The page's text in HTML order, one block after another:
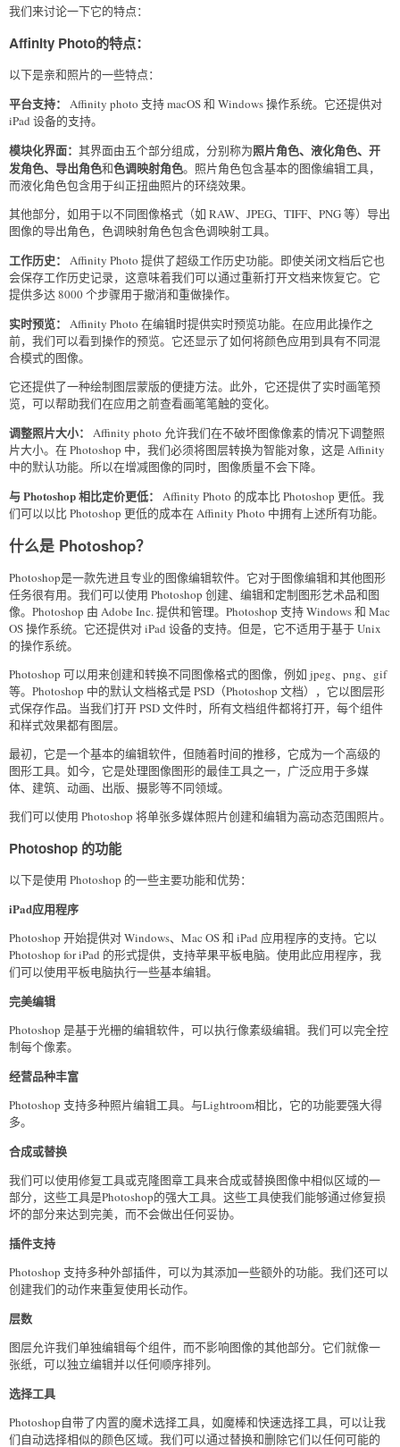
我们来讨论一下它的特点：
Affinity Photo的特点：
以下是亲和照片的一些特点：
平台支持：
Affinity photo 支持 macOS 和 Windows 操作系统。它还提供对
iPad 设备的支持。
模块化界面： 其界面由五个部分组成，分别称为照片角色、液化角色、开
发角色、导出角色和色调映射角色。照片角色包含基本的图像编辑工具，
而液化角色包含用于纠正扭曲照片的环绕效果。
其他部分，如用于以不同图像格式（如 RAW、JPEG、TIFF、PNG 等）导出
图像的导出角色，色调映射角色包含色调映射工具。
工作历史：
Affinity Photo 提供了超级工作历史功能。即使关闭文档后它也
会保存工作历史记录，这意味着我们可以通过重新打开文档来恢复它。它
提供多达 8000 个步骤用于撤消和重做操作。
实时预览：
Affinity Photo 在编辑时提供实时预览功能。在应用此操作之
前，我们可以看到操作的预览。它还显示了如何将颜色应用到具有不同混
合模式的图像。
它还提供了一种绘制图层蒙版的便捷方法。此外，它还提供了实时画笔预
览，可以帮助我们在应用之前查看画笔笔触的变化。
调整照片大小：
Affinity photo 允许我们在不破坏图像像素的情况下调整照
片大小。在 Photoshop 中，我们必须将图层转换为智能对象，这是 Affinity
中的默认功能。所以在增减图像的同时，图像质量不会下降。
与 Photoshop 相比定价更低：
Affinity Photo 的成本比 Photoshop 更低。我
们可以以比 Photoshop 更低的成本在 Affinity Photo 中拥有上述所有功能。
什么是 Photoshop？
Photoshop是一款先进且专业的图像编辑软件。它对于图像编辑和其他图形
任务很有用。我们可以使用 Photoshop 创建、编辑和定制图形艺术品和图
像。Photoshop 由 Adobe Inc. 提供和管理。Photoshop 支持 Windows 和 Mac
OS 操作系统。它还提供对 iPad 设备的支持。但是，它不适用于基于 Unix
的操作系统。
Photoshop 可以用来创建和转换不同图像格式的图像，例如 jpeg、png、gif
等。Photoshop 中的默认文档格式是 PSD（Photoshop 文档），它以图层形
式保存作品。当我们打开 PSD 文件时，所有文档组件都将打开，每个组件
和样式效果都有图层。
最初，它是一个基本的编辑软件，但随着时间的推移，它成为一个高级的
图形工具。如今，它是处理图像图形的最佳工具之一，广泛应用于多媒
体、建筑、动画、出版、摄影等不同领域。
我们可以使用 Photoshop 将单张多媒体照片创建和编辑为高动态范围照片。
Photoshop 的功能
以下是使用 Photoshop 的一些主要功能和优势：
iPad应用程序
Photoshop 开始提供对 Windows、Mac OS 和 iPad 应用程序的支持。它以
Photoshop for iPad 的形式提供，支持苹果平板电脑。使用此应用程序，我
们可以使用平板电脑执行一些基本编辑。
完美编辑
Photoshop 是基于光栅的编辑软件，可以执行像素级编辑。我们可以完全控
制每个像素。
经营品种丰富
Photoshop 支持多种照片编辑工具。与Lightroom相比，它的功能要强大得
多。
合成或替换
我们可以使用修复工具或克隆图章工具来合成或替换图像中相似区域的一
部分，这些工具是Photoshop的强大工具。这些工具使我们能够通过修复损
坏的部分来达到完美，而不会做出任何妥协。
插件支持
Photoshop 支持多种外部插件，可以为其添加一些额外的功能。我们还可以
创建我们的动作来重复使用长动作。
层数
图层允许我们单独编辑每个组件，而不影响图像的其他部分。它们就像一
张纸，可以独立编辑并以任何顺序排列。
选择工具
Photoshop自带了内置的魔术选择工具，如魔棒和快速选择工具，可以让我
们自动选择相似的颜色区域。我们可以通过替换和删除它们以任何可能的